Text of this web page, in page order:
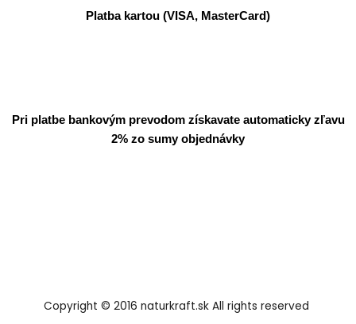
Platba kartou (VISA, MasterCard)
Pri platbe bankovým prevodom získavate automaticky zľavu
2% zo sumy objednávky
Copyright © 2016 naturkraft.sk All rights reserved